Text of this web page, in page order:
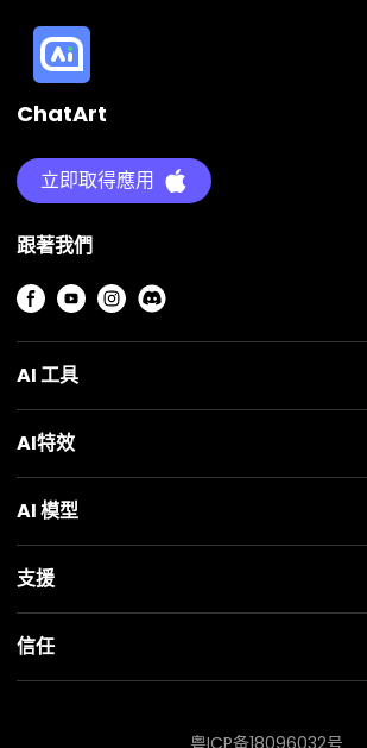
ChatArt
立即取得應用
跟著我們
AI 工具
AI特效
AI 模型
支援
信任